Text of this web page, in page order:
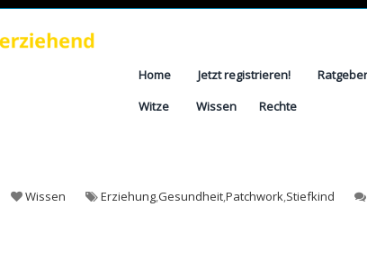
Home Jetzt registrieren! Ratgeber
Witze
Wissen Rechte
Wissen Erziehung,Gesundheit,Patchwork,Stiefkind